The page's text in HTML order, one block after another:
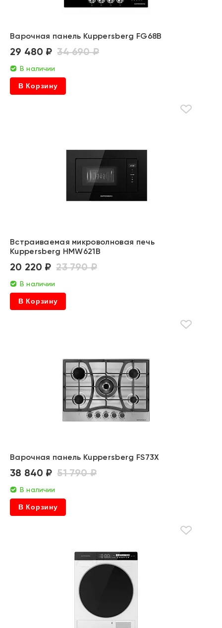
Варочная панель Kuppersberg FG68B
29 480 ₽ 34 690 ₽
В наличии
В Корзину
Встраиваемая микроволновая печь
Kuppersberg HMW621B
20 220 ₽ 23 790 ₽
В наличии
В Корзину
Варочная панель Kuppersberg FS73X
38 840 ₽ 51 790 ₽
В наличии
В Корзину